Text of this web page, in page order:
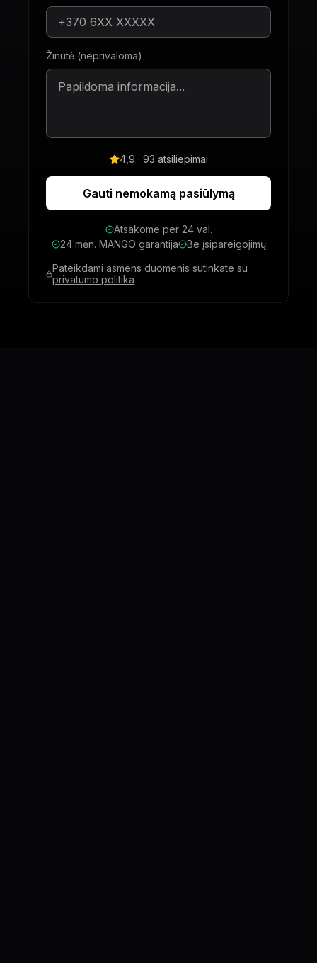
Žinutė (neprivaloma)
4,9 · 93 atsiliepimai
Gauti nemokamą pasiūlymą
Atsakome per 24 val.
24 mėn. MANGO garantija
Be įsipareigojimų
Pateikdami asmens duomenis sutinkate su
privatumo politika